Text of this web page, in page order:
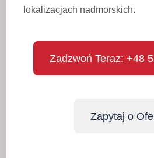
lokalizacjach nadmorskich.
Zadzwoń Teraz: +48
Zapytaj o